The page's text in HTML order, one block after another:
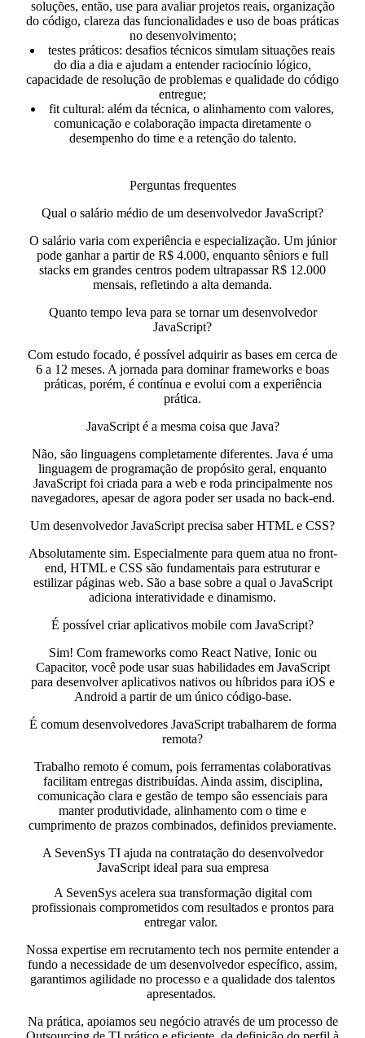
soluções, então, use para avaliar projetos reais, organização
do código, clareza das funcionalidades e uso de boas práticas
no desenvolvimento;
testes práticos: desafios técnicos simulam situações reais
do dia a dia e ajudam a entender raciocínio lógico,
capacidade de resolução de problemas e qualidade do código
entregue;
fit cultural: além da técnica, o alinhamento com valores,
comunicação e colaboração impacta diretamente o
desempenho do time e a retenção do talento.
Perguntas frequentes
Qual o salário médio de um desenvolvedor JavaScript?
O salário varia com experiência e especialização. Um júnior
pode ganhar a partir de R$ 4.000, enquanto sêniors e full
stacks em grandes centros podem ultrapassar R$ 12.000
mensais, refletindo a alta demanda.
Quanto tempo leva para se tornar um desenvolvedor
JavaScript?
Com estudo focado, é possível adquirir as bases em cerca de
6 a 12 meses. A jornada para dominar frameworks e boas
práticas, porém, é contínua e evolui com a experiência
prática.
JavaScript é a mesma coisa que Java?
Não, são linguagens completamente diferentes. Java é uma
linguagem de programação de propósito geral, enquanto
JavaScript foi criada para a web e roda principalmente nos
navegadores, apesar de agora poder ser usada no back-end.
Um desenvolvedor JavaScript precisa saber HTML e CSS?
Absolutamente sim. Especialmente para quem atua no front-
end, HTML e CSS são fundamentais para estruturar e
estilizar páginas web. São a base sobre a qual o JavaScript
adiciona interatividade e dinamismo.
É possível criar aplicativos mobile com JavaScript?
Sim! Com frameworks como React Native, Ionic ou
Capacitor, você pode usar suas habilidades em JavaScript
para desenvolver aplicativos nativos ou híbridos para iOS e
Android a partir de um único código-base.
É comum desenvolvedores JavaScript trabalharem de forma
remota?
Trabalho remoto é comum, pois ferramentas colaborativas
facilitam entregas distribuídas. Ainda assim, disciplina,
comunicação clara e gestão de tempo são essenciais para
manter produtividade, alinhamento com o time e
cumprimento de prazos combinados, definidos previamente.
A SevenSys TI ajuda na contratação do desenvolvedor
JavaScript ideal para sua empresa
A SevenSys acelera sua transformação digital com
profissionais comprometidos com resultados e prontos para
entregar valor.
Nossa expertise em recrutamento tech nos permite entender a
fundo a necessidade de um desenvolvedor específico, assim,
garantimos agilidade no processo e a qualidade dos talentos
apresentados.
Na prática, apoiamos seu negócio através de um processo de